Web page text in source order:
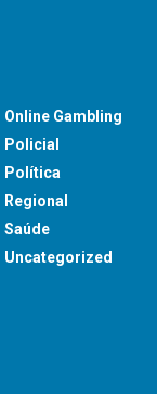
Online Gambling
Policial
Política
Regional
Saúde
Uncategorized